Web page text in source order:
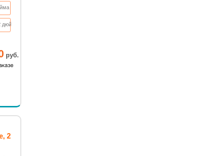
руб.
2